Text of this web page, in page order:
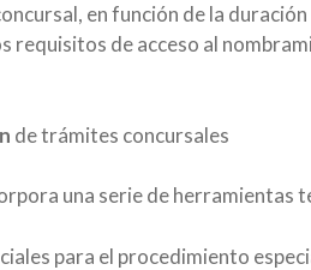
en función de la
requisitos de acceso al
de trámites concursales
una serie de herramientas
para el procedimiento